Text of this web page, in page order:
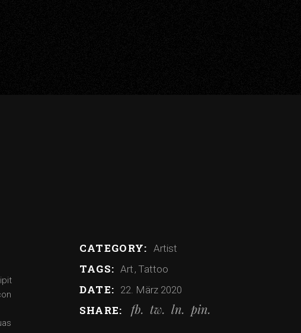
CATEGORY: Artist
TAGS: Art Tattoo
DATE: 22. März 2020
SHARE: fb tw ln pin